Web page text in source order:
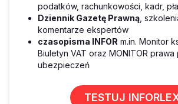
podatków, rachunkowości, kadr,
Dziennik Gazetę Prawną ,
komentarze ekspertów
czasopisma INFOR m.in. Monitor
Biuletyn VAT oraz MONITOR prawa
ubezpieczeń
TESTUJ